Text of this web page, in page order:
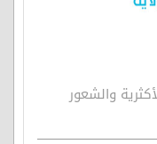
اتباع الأكثرية والشعور